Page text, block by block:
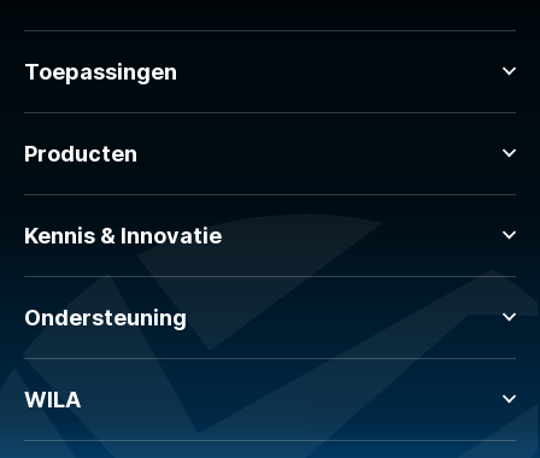
Toepassingen
Producten
Kennis & Innovatie
Ondersteuning
WILA